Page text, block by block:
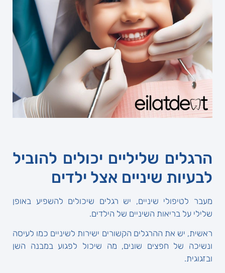
הרגלים שליליים יכולים להוביל
לבעיות שיניים אצל ילדים
מעבר לטיפולי שיניים, יש רגלים שיכולים להשפיע באופן
שלילי על בריאות השיניים של הילדים.
ראשית, יש את ההרגלים הקשורים ישירות לשיניים כמו לעיסה
ונשיכה של חפצים שונים, מה שיכול לפגוע במבנה השן
ובזגוגית.